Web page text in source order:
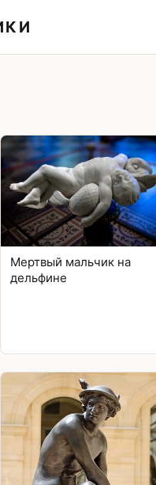
Мертвый мальчик на
дельфине